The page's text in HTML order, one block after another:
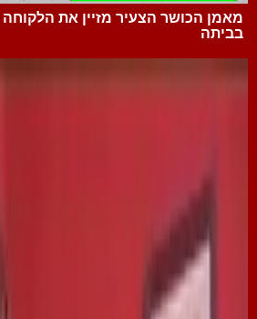
מאמן הכושר הצעיר מזיין את
בביתה